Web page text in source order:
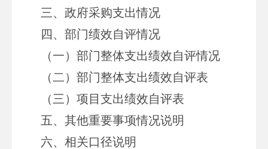
三、政府采购支出情况
四、部门绩效自评情况
（一）部门整体支出绩效自评情况
（二）部门整体支出绩效自评表
（三）项目支出绩效自评表
五、其他重要事项情况说明
六、相关口径说明